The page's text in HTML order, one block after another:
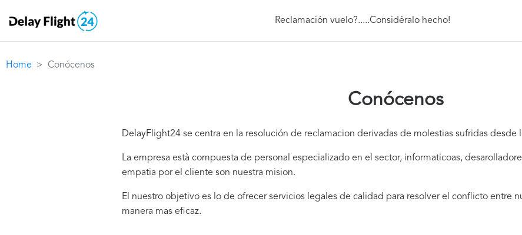
Reclamación vuelo?.....Considéralo hecho!
Home Conócenos
Conócenos
DelayFlight24 se centra en la resolución de reclamacion derivadas de molestias sufridas desde
La empresa està compuesta de personal especializado en el sector, informaticoas,
empatia por el cliente son nuestra mision.
El nuestro objetivo es lo de ofrecer servicios legales de calidad para resolver el conflicto entre
manera mas eficaz.